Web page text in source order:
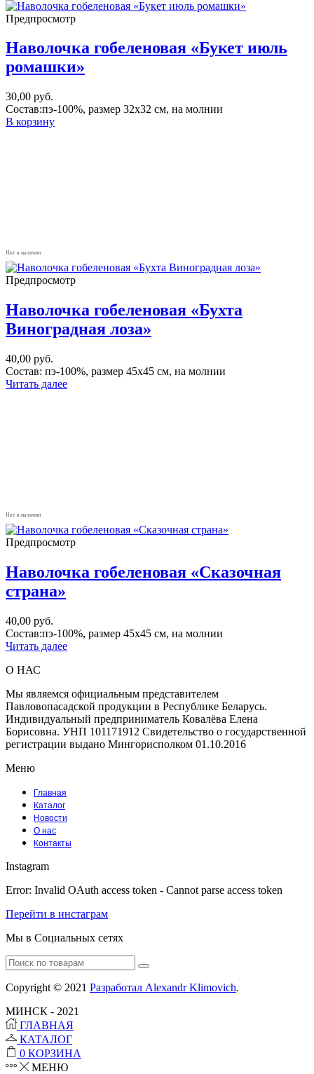
Предпросмотр
Наволочка гобеленовая «Букет июль
ромашки»
30,00 руб.
Состав:пэ-100%, размер 32х32 см, на молнии
В корзину
Нет в наличии
Предпросмотр
Наволочка гобеленовая «Бухта
Виноградная лоза»
40,00 руб.
Состав: пэ-100%, размер 45х45 см, на молнии
Читать далее
Нет в наличии
Предпросмотр
Наволочка гобеленовая «Сказочная
страна»
40,00 руб.
Состав:пэ-100%, размер 45х45 см, на молнии
Читать далее
О НАС
Мы являемся официальным представителем
Павловопасадской продукции в Республике Беларусь.
Индивидуальный предприниматель Ковалёва Елена
Борисовна. УНП 101171912 Свидетельство о государственной
регистрации выдано Мингорисполком 01.10.2016
Меню
Главная
Каталог
Новости
О нас
Контакты
Instagram
Error: Invalid OAuth access token - Cannot parse access token
Перейти в инстаграм
Мы в Социальных сетях
Facebook
Instagram
Tumblr
Youtube
Vk
Search
for:
Copyright © 2021 Разработал Alexandr Klimovich.
МИНСК - 2021
ГЛАВНАЯ
КАТАЛОГ
0 КОРЗИНА
МЕНЮ